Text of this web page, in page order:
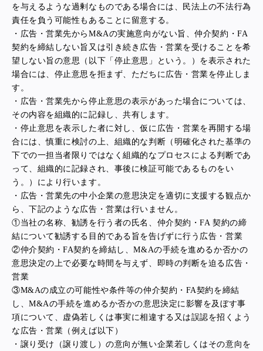
を与えるような過剰なものである場合には、民法上の不法行為
責任を負う可能性もあることに留意する。
・広告・営業先からM&Aの実施意向がない旨、仲介契約・FA
契約を締結しない旨又は引き続き広告・営業を受けることを希
望しない旨の意思（以下「停止意思」という。）を表示された
場合には、停止意思を拒まず、ただちに広告・営業を停止しま
す。
・広告・営業先から停止意思の表示があった場合については、
その内容を組織的に記録し、共有します。
・停止意思を表示した者に対し、仮に広告・営業を再開する場
合には、慎重に検討の上、組織的な判断（明確化された基準の
下での一担当者限りではなく組織的なプロセスによる判断であ
って、組織的に記録され、事後に検証可能であるものをい
う。）により行います。
・広告・営業先の中小企業の意思決定を適切に支援する観点か
ら、下記のような広告・営業は行いません。
①当社の名称、勧誘を行う者の氏名、仲介契約・FA 契約の締
結について勧誘する目的である旨を告げずに行う広告・営業
②仲介契約・FA契約を締結し、M&Aの手続を進めるか否かの
意思決定の上で必要な時間を与えず、即時の判断を迫る広告・
営業
③M&Aの成立の可能性や条件等の仲介契約・FA契約を締結
し、M&Aの手続を進めるか否かの意思決定に影響を及ぼす事
項について、虚偽若しくは事実に相違する又は誤認を招くよう
な広告・営業（例えば以下）
・譲り受け（譲り渡し）の意向が無い企業若しくはその意向を